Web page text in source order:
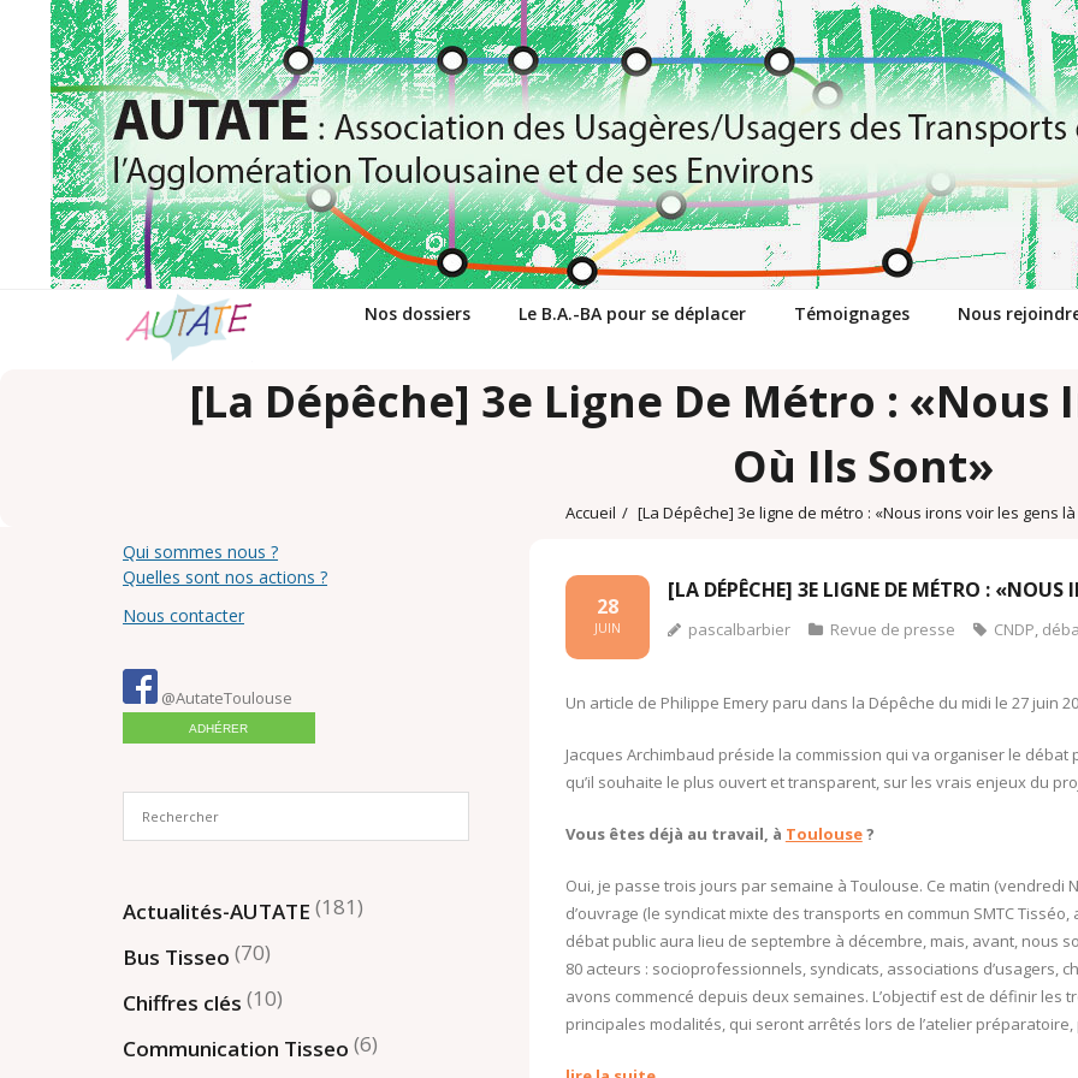
contenu
Nos dossiers Le B.A.-BA pour se déplacer Témoignages Nous
[La Dépêche] 3e Ligne De Métro : «Nous
Où Ils Sont»
Accueil / [La Dépêche] 3e ligne de métro : «Nous irons voir les gens
[LA DÉPÊCHE] 3E LIGNE DE MÉTRO :
28
JUIN pascalbarbier Revue de presse CNDP,
Un article de Philippe Emery paru dans la Dépêche du midi le 27 juin
Jacques Archimbaud préside la commission qui va organiser le
qu’il souhaite le plus ouvert et transparent, sur les vrais enjeux du
Vous êtes déjà au travail, à Toulouse?
Oui, je passe trois jours par semaine à Toulouse. Ce matin (vendredi
d’ouvrage (le syndicat mixte des transports en commun SMTC
débat public aura lieu de septembre à décembre, mais, avant, nous
80 acteurs : socioprofessionnels, syndicats, associations d’usagers,
avons commencé depuis deux semaines. L’objectif est de définir
principales modalités, qui seront arrêtés lors de l’atelier préparatoire,
Qui sommes nous ?
Quelles sont nos actions ?
Nous contacter
@AutateToulouse
ADHÉRER
Actualités-AUTATE (181)
Bus Tisseo (70)
Chiffres clés (10)
Communication Tisseo (6)